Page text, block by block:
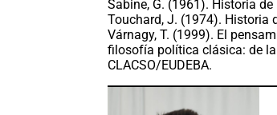
Sabine, G. (1961). Historia
Touchard, J. (1974). Historia
Várnagy, T. (1999). El
filosofía política clásica: de
CLACSO/EUDEBA.